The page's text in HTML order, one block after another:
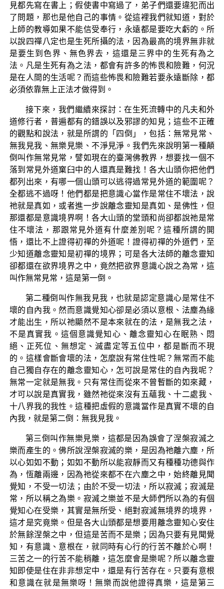
見都先寫在書上；假使書中寫過了，弟子們還要違犯而出
了問題，那也是他自己的事情。從這裡我們就知道，對於
上師的教導如果不能信受奉行，永遠都是要吃大虧的。所
以說四禪八定也是生死所攝的法，因為最高的境界無非就
是要生到色界、無色界去，這還是三界中的生死有為之
法。凡是生死有為之法，都會有許多的怖畏和險難，何況
是在人間的生活呢？而這些怖畏和險難若要永遠斷除，都
必須依靠無上正法才做得到。
接下來，我們繼續來探討：在生死流轉中的凡夫和外
道修行者，普遍都有的錯誤以及邪謬的知見；這些不正確
的觀點和說法，就是所謂的「四倒」，包括：無常見常、
無我見我、無樂見樂、不淨見淨。我們先來說明第一種顛
倒叫作無常見常，譬如現在的臺灣佛教界，想要找一個不
落到常見外道窠臼中的人還真是難找！各大山頭你把他們
都列出來，有哪一個山頭可以逃得過常見外道的範圍呢？
全都逃不過呀！他們都是把意識心當作是常住不壞法，說
祂就是真如，或者進一步說離念靈知是真如、是佛性，但
那還都是意識境界啊！各大山頭的堂頭和尚卻都說祂是常
住不壞法，那跟常見外道有什麼差別呢？這種所謂的開
悟，還比不上證得初禪的外道呢！證得初禪的外道們，至
少知道離念靈知是初禪的境界；可是各大法師的離念靈知
卻都還在欲界境界之中，竟然把欲界意識心說之為常，這
叫作無常見常，這是第一倒。
第二種倒叫作無我見我，也就是認定意識心是常住不
壞的自內我。然而意識覺知心卻是必須以意根、法塵為緣
才能出生，所以祂顯然不是本來就在的法，是無我之法，
不是真實我。這個意識覺知心、離念靈知心在眠熟、悶
絕、正死位、無想定、滅盡定等五位中，都是斷而不現
的。這樣會斷會壞的法，怎麼說有常住性呢？無常而不能
自己獨自存在的離念靈知心，怎可說是常住的自內我呢？
無常一定就是無我。只有常住而從來不曾暫斷的如來藏，
才可以說是真實我，雖然祂從來沒有五蘊我、十二處我、
十八界我的我性。這種把虛假的意識當作是真實不壞的自
內我，就是第二倒：無我見我。
第三倒叫作無樂見樂，這都是因為誤會了涅槃寂滅之
樂而產生的。佛所說涅槃寂滅的樂，是因為祂離六塵，所
以心如如不動；如如不動所以能寂靜而又有種種功德與作
為，恆離兩邊，因為祂從來都不在六塵之中，始終離見聞
覺知，不受一切法；由於不受一切法，所以寂滅；寂滅是
常，所以稱之為樂。寂滅之樂並不是大師們所以為的有個
覺知心在受樂，其實是無所受、絕對寂滅無境界的境界，
這才是究竟樂。但是各大山頭都是想要用離念靈知心安住
於無餘涅槃之中，但這是苦而不是樂；因為只要有見聞覺
知，有意識、意根在，就同時有心行的行苦不離於心啊！
三苦之一的行苦不能稍離，這怎麼會是樂呢？所以離念靈
知即使是住在非非想定中，還是有行苦存在。只要有意根
和意識在就是無樂呀！無樂而說他證得真樂，這是第三